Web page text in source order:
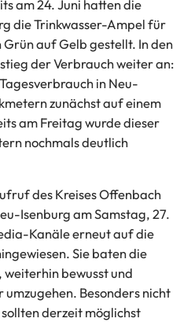
am 24. Juni hatten die
die Trinkwasser-Ampel für
auf Gelb gestellt. In den
der Verbrauch weiter an:
in Neu-
zunächst auf einem
am Freitag wurde dieser
nochmals deutlich
des Kreises Offenbach
Isenburg am Samstag, 27.
Kanäle erneut auf die
Sie baten die
bewusst und
Besonders nicht
derzeit möglichst